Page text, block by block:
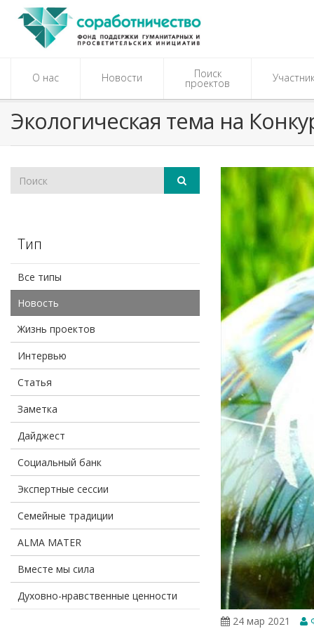
О нас Новости Поиск
проектов
​Экологическая тема на
Тип
Все типы
Новость
Жизнь проектов
Интервью
Статья
Заметка
Дайджест
Социальный банк
Экспертные сессии
Семейные традиции
ALMA MATER
Вместе мы сила
Духовно-нравственные ценности
24 мар 2021